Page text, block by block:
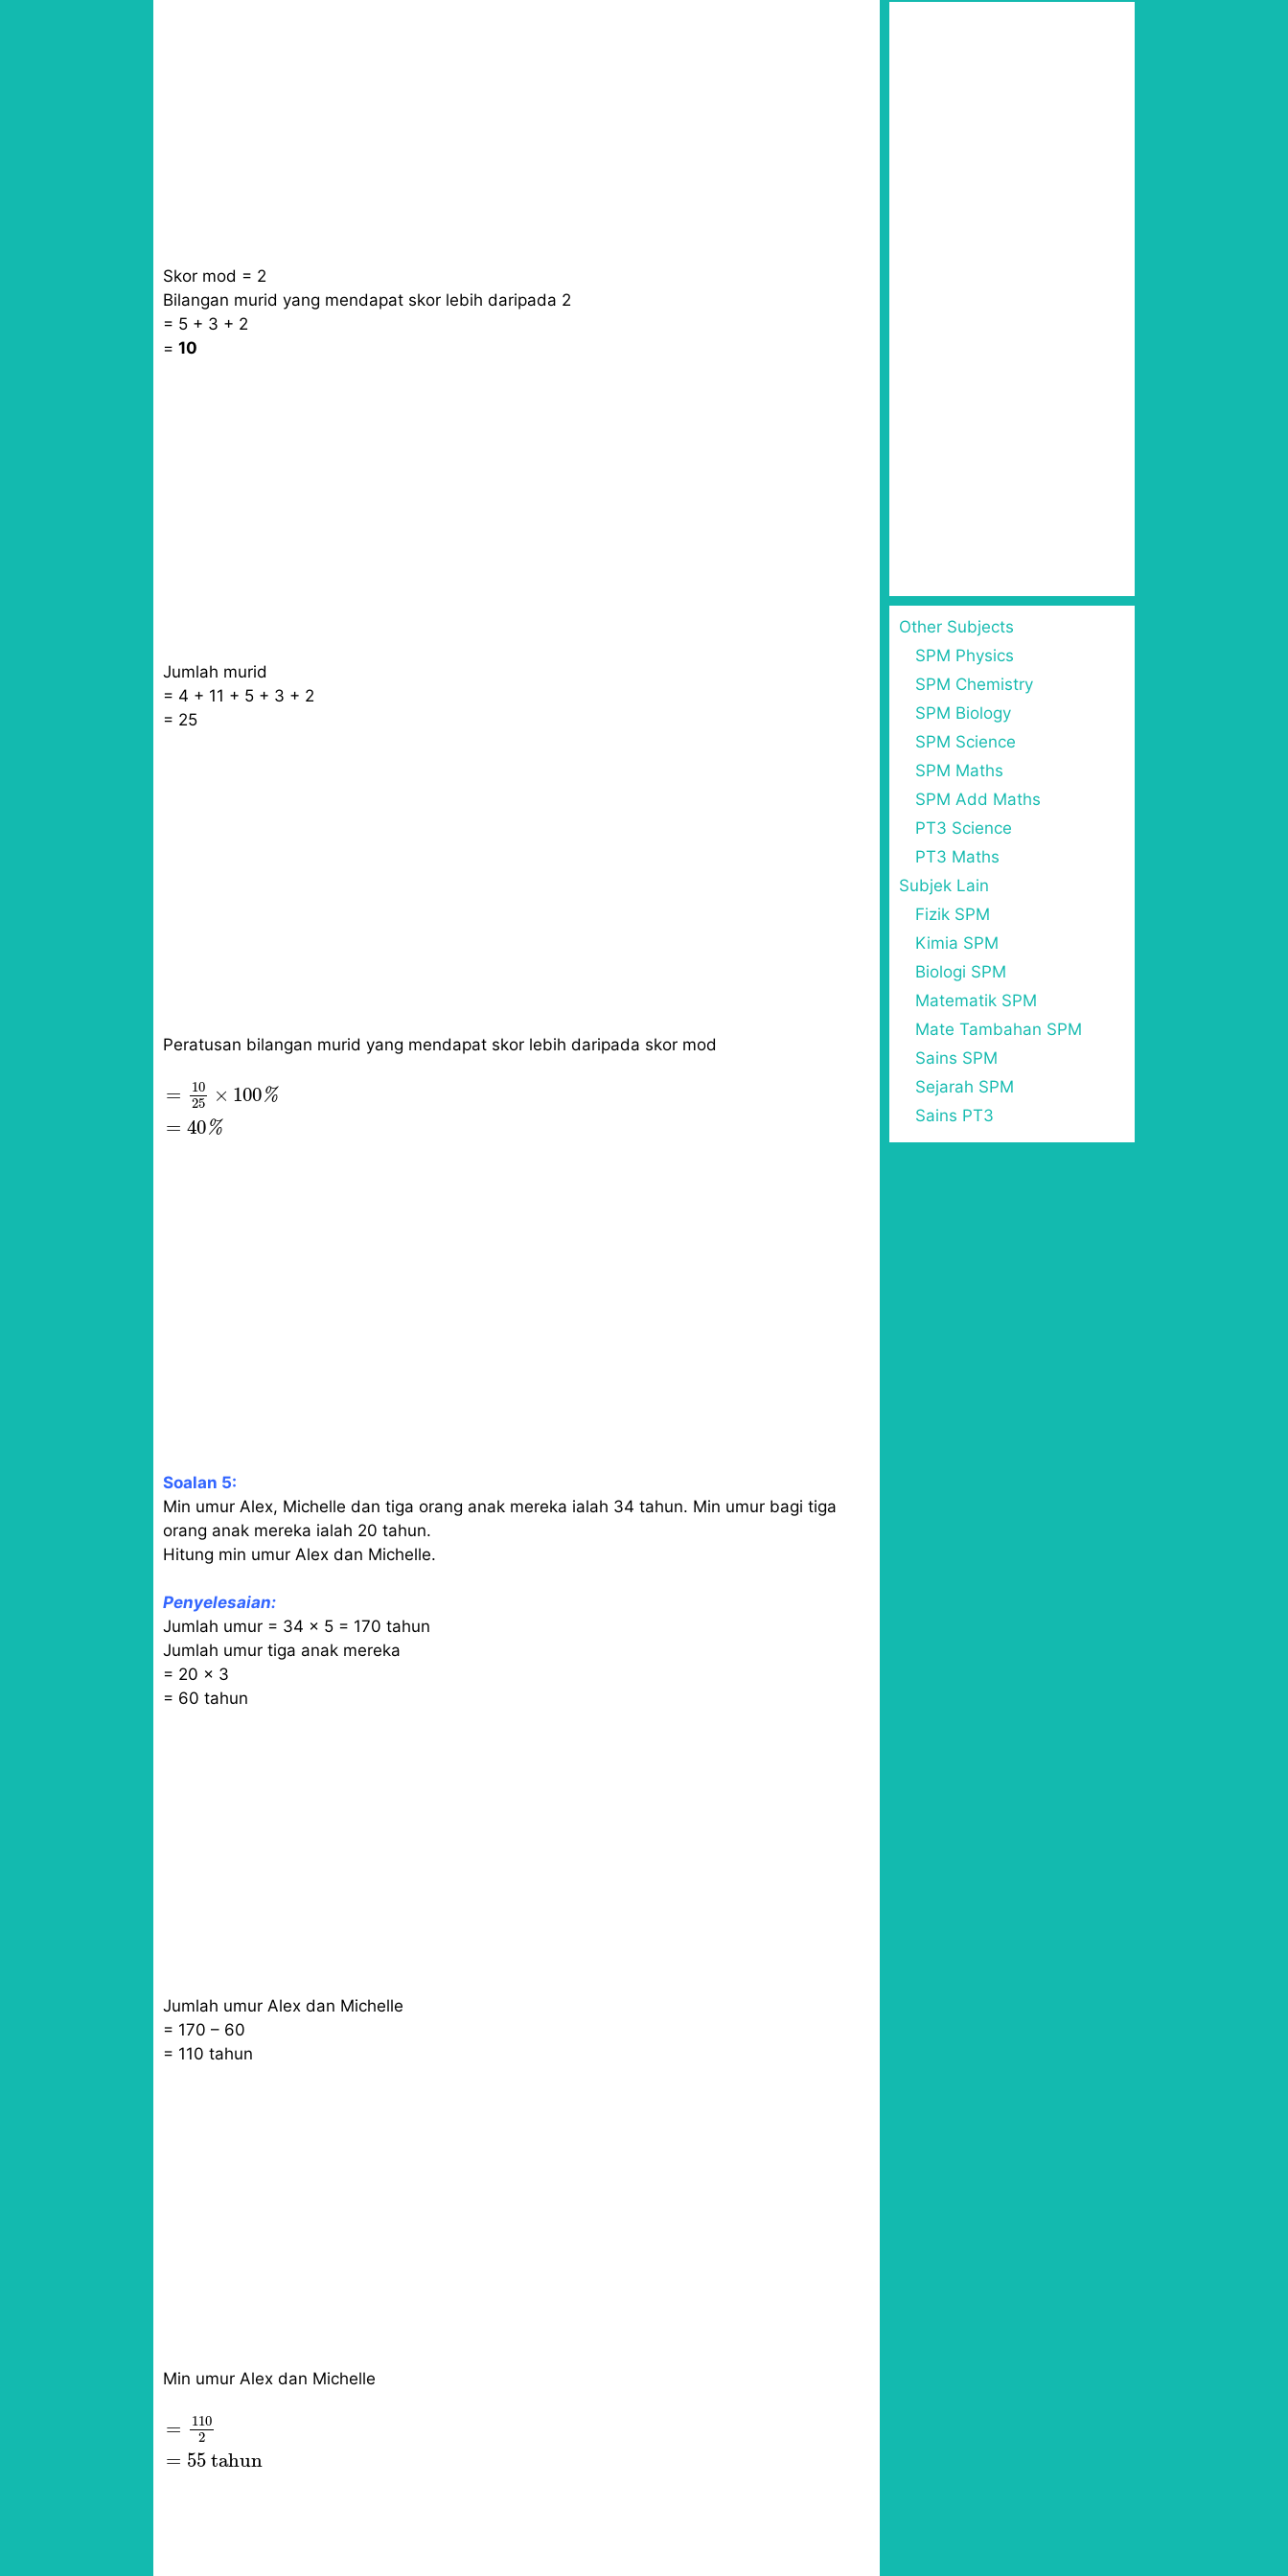
Skor mod = 2
Bilangan murid yang mendapat skor lebih daripada 2
= 5 + 3 + 2
= 10
Jumlah murid
= 4 + 11 + 5 + 3 + 2
= 25
Peratusan bilangan murid yang mendapat skor lebih daripada skor mod
=
10
25
× 100%
= 40%
1025 ×100%
Soalan 5:
Min umur Alex, Michelle dan tiga orang anak mereka ialah 34 tahun. Min umur bagi tiga
orang anak mereka ialah 20 tahun.
Hitung min umur Alex dan Michelle.
Penyelesaian:
Jumlah umur = 34 × 5 = 170 tahun
Jumlah umur tiga anak mereka
= 20 × 3
= 60 tahun
Jumlah umur Alex dan Michelle
= 170 – 60
= 110 tahun
Min umur Alex dan Michelle
=
110
2
= 55 tahun
1102
Other Subjects
SPM Physics
SPM Chemistry
SPM Biology
SPM Science
SPM Maths
SPM Add Maths
PT3 Science
PT3 Maths
Subjek Lain
Fizik SPM
Kimia SPM
Biologi SPM
Matematik SPM
Mate Tambahan SPM
Sains SPM
Sejarah SPM
Sains PT3